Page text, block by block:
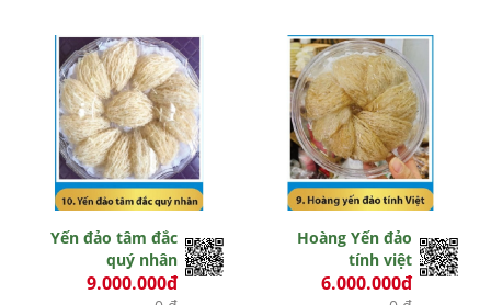
Yến đảo tâm đắc
quý nhân
9.000.000đ
Hoàng Yến đảo
tính việt
6.000.000đ